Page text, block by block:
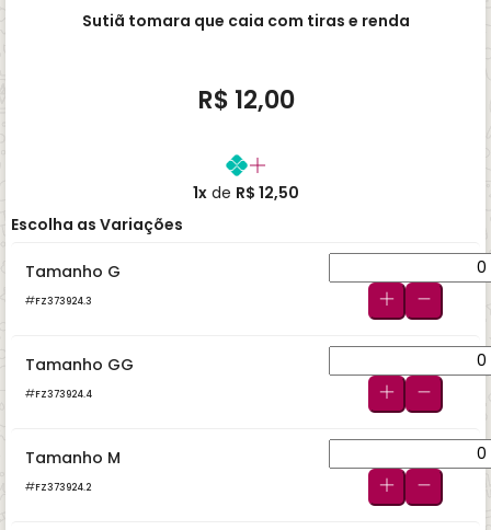
Sutiã tomara que caia com tiras e renda
R$ 12,00
1xde R$ 12,50
Escolha as Variações
Tamanho G
FZ373924.3
Tamanho GG
FZ373924.4
Tamanho M
FZ373924.2